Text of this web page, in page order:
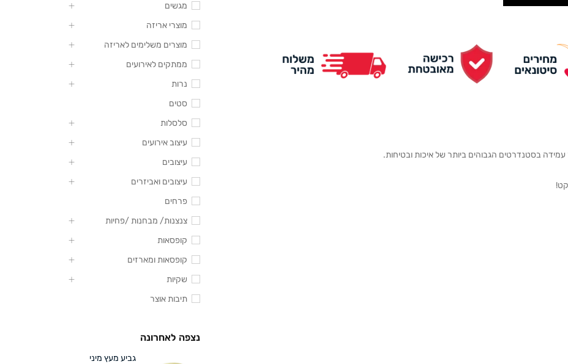
בסטנדרטים הגבוהים ביותר של איכות ובטיחות.
מגשים
מוצרי אריזה
מוצרים משלימים לאריזה
ממתקים לאירועים
נרות
סטים
סלסלות
עיצוב אירועים
עיצובים
עיצובים ואביזרים
פרחים
צנצנות/ מבחנות /פחיות
קופסאות
קופסאות ומארזים
שקיות
תיבות אוצר
נצפה לאחרונה
גביע מעץ מיני